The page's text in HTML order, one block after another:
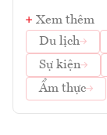
Xem thêm
Du lịch
Sự kiện
Ẩm thực